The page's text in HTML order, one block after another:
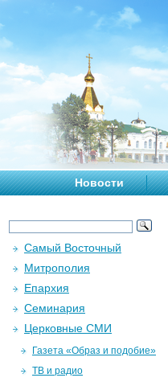
Новости
Самый Восточный
Митрополия
Епархия
Семинария
Церковные СМИ
Газета «Образ и подобие»
ТВ и радио